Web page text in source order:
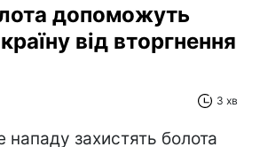
допоможуть
від вторгнення
3 хв
нападу захистять болота